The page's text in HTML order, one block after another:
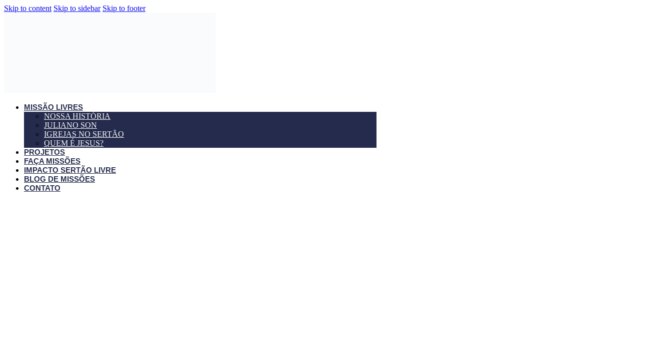
Skip to content Skip to sidebar Skip to footer
MISSÃO LIVRES
NOSSA HISTÓRIA
JULIANO SON
IGREJAS NO SERTÃO
QUEM É JESUS?
PROJETOS
FAÇA MISSÕES
IMPACTO SERTÃO LIVRE
BLOG DE MISSÕES
CONTATO